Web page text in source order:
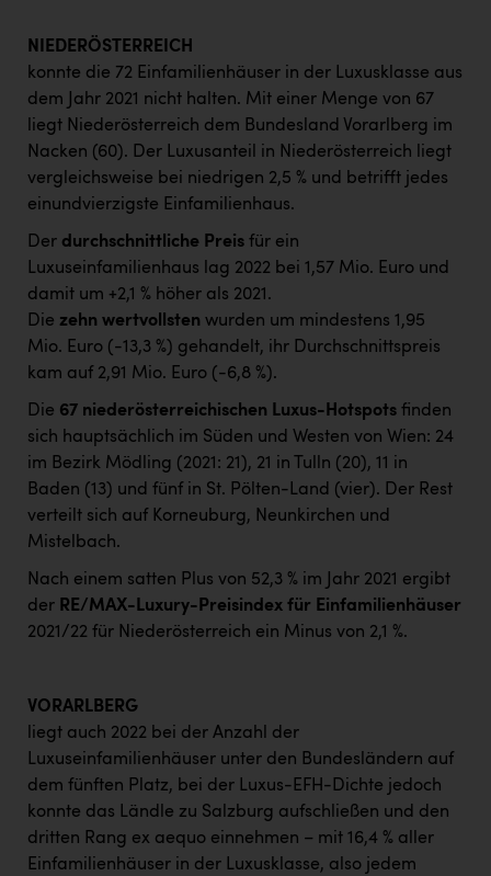
NIEDERÖSTERREICH
konnte die 72 Einfamilienhäuser in der Luxusklasse aus
dem Jahr 2021 nicht halten. Mit einer Menge von 67
liegt Niederösterreich dem Bundesland Vorarlberg im
Nacken (60). Der Luxusanteil in Niederösterreich liegt
vergleichsweise bei niedrigen 2,5 % und betrifft jedes
einundvierzigste Einfamilienhaus.
Der durchschnittliche Preis für ein
Luxuseinfamilienhaus lag 2022 bei 1,57 Mio. Euro und
damit um +2,1 % höher als 2021.
Die zehn wertvollsten wurden um mindestens 1,95
Mio. Euro (-13,3 %) gehandelt, ihr Durchschnittspreis
kam auf 2,91 Mio. Euro (-6,8 %).
Die 67 niederösterreichischen Luxus-Hotspots finden
sich hauptsächlich im Süden und Westen von Wien: 24
im Bezirk Mödling (2021: 21), 21 in Tulln (20), 11 in
Baden (13) und fünf in St. Pölten-Land (vier). Der Rest
verteilt sich auf Korneuburg, Neunkirchen und
Mistelbach.
Nach einem satten Plus von 52,3 % im Jahr 2021 ergibt
der RE/MAX-Luxury-Preisindex für Einfamilienhäuser
2021/22 für Niederösterreich ein Minus von 2,1 %.
VORARLBERG
liegt auch 2022 bei der Anzahl der
Luxuseinfamilienhäuser unter den Bundesländern auf
dem fünften Platz, bei der Luxus-EFH-Dichte jedoch
konnte das Ländle zu Salzburg aufschließen und den
dritten Rang ex aequo einnehmen – mit 16,4 % aller
Einfamilienhäuser in der Luxusklasse, also jedem